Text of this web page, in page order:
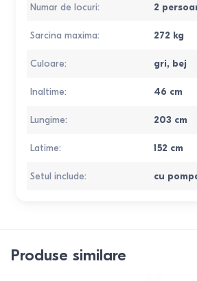
Numar de locuri: 2
Sarcina maxima: 272 kg
Culoare: gri, bej
Inaltime: 46 cm
Lungime: 203 cm
Latime: 152 cm
Setul include: cu
Produse similare